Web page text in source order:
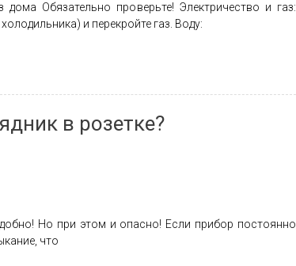
Обязательно проверьте! Электричество и газ:
и перекройте газ. Воду:
в розетке?
Но при этом и опасно! Если прибор постоянно
что